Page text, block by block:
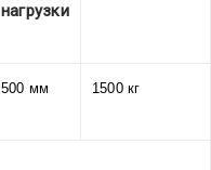
нагрузки
500 мм 1500 кг